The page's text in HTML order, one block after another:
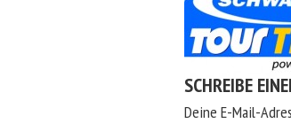
SCHREIBE
Deine E-Mail-